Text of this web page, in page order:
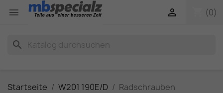
 (0)

search
Startseite W201 190E/D Radschrauben